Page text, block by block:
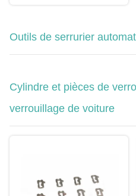
Outils de serrurier
Cylindre et pièces de
verrouillage de voiture